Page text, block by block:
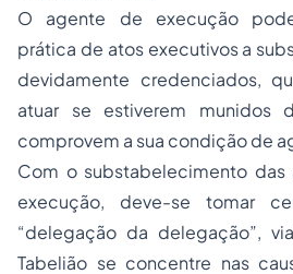
O agente de execução
prática de atos executivos a
devidamente credenciados,
atuar se estiverem munidos
comprovem a sua condição de
Com o substabelecimento
execução, deve-se tomar
“delegação da delegação”,
Tabelião se concentre nas